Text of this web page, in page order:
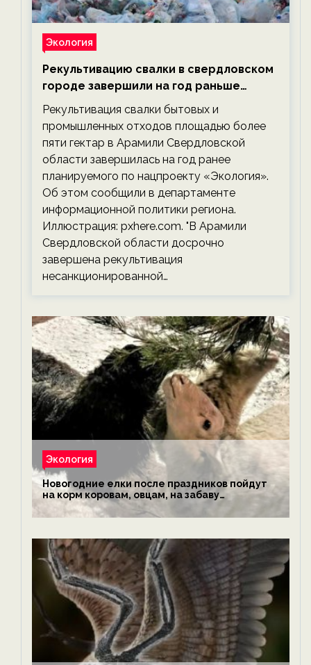
Экология
Рекультивацию свалки в свердловском
городе завершили на год раньше
планируемого срока — новости
экологии на ECOportal
Рекультивация свалки бытовых и
промышленных отходов площадью более
пяти гектар в Арамили Свердловской
области завершилась на год ранее
планируемого по нацпроекту «Экология».
Об этом сообщили в департаменте
информационной политики региона.
Иллюстрация: pxhere.com. "В Арамили
Свердловской области досрочно
завершена рекультивация
несанкционированной…
Экология
Новогодние елки после праздников пойдут
на корм коровам, овцам, на забаву
обезьянам, львам и леопардам — новости
экологии на ECOportal